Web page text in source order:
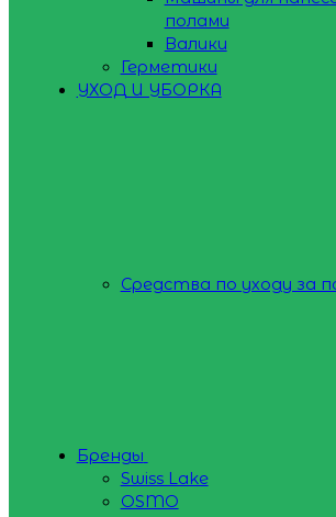
полами
Валики
Герметики
УХОД И УБОРКА
Средства по уходу за
Бренды
Swiss Lake
OSMO